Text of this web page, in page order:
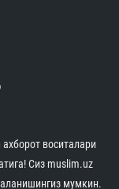
воситалари
Сиз muslim.uz
мумкин.